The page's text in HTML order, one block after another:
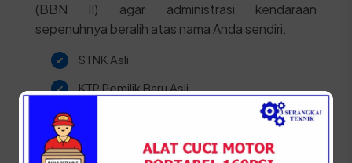
(BBN II) agar administrasi kendaraan
sepenuhnya beralih atas nama Anda sendiri.
STNK Asli
KTP Pemilik Baru Asli
BPKB Asli & Fotokopi